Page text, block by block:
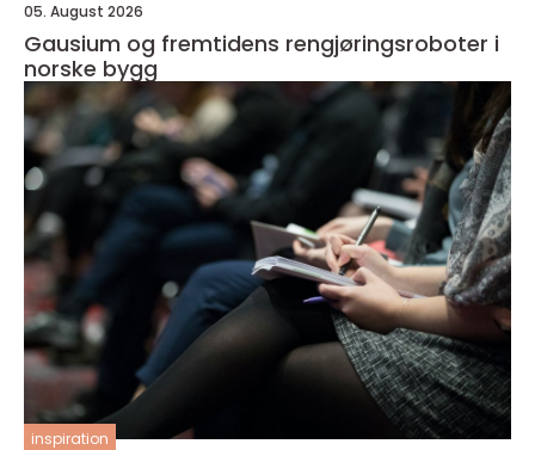
05. August 2026
Gausium og fremtidens rengjøringsroboter i
norske bygg
inspiration